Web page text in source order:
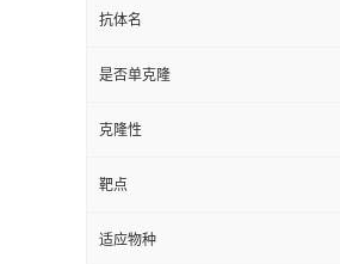
抗体名
是否单克隆
克隆性
靶点
适应物种